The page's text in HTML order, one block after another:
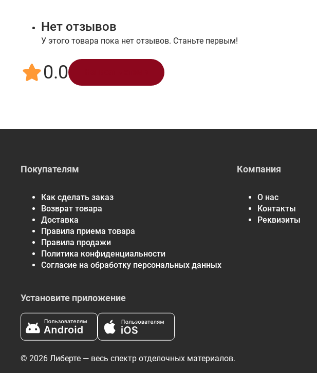
Нет отзывов
У этого товара пока нет отзывов. Станьте первым!
0.0
Покупателям
Как сделать заказ
Возврат товара
Доставка
Правила приема товара
Правила продажи
Политика конфиденциальности
Согласие на обработку персональных данных
Компания
О нас
Контакты
Реквизиты
Установите приложение
© 2026 Либерте — весь спектр отделочных материалов.